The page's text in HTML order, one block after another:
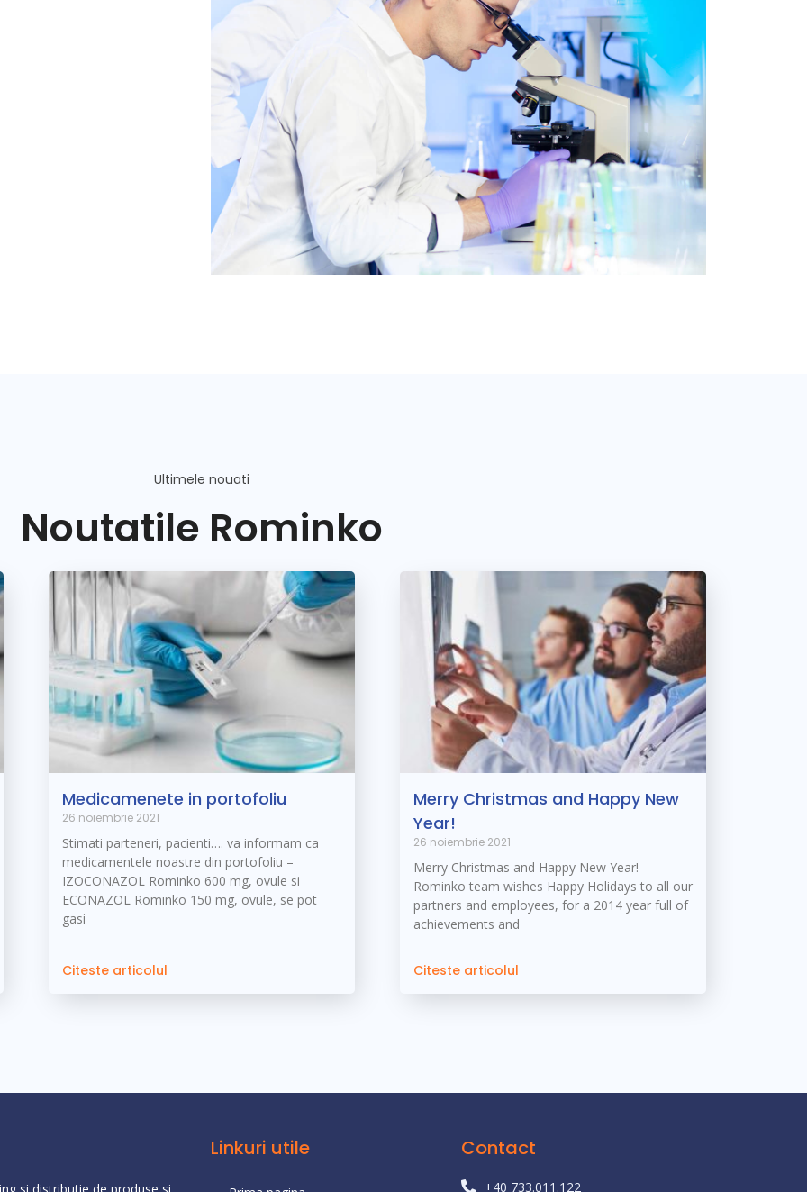
Ultimele nouati
Noutatile Rominko
Medicamenete in portofoliu
26 noiembrie 2021
Stimati parteneri, pacienti…. va informam ca
medicamentele noastre din portofoliu –
IZOCONAZOL Rominko 600 mg, ovule si
ECONAZOL Rominko 150 mg, ovule, se pot
gasi
Citeste articolul
Merry Christmas and Happy New
Year!
26 noiembrie 2021
Merry Christmas and Happy New Year!
Rominko team wishes Happy Holidays to all our
partners and employees, for a 2014 year full of
achievements and
Citeste articolul
Linkuri utile Contact
+40 733.011.122